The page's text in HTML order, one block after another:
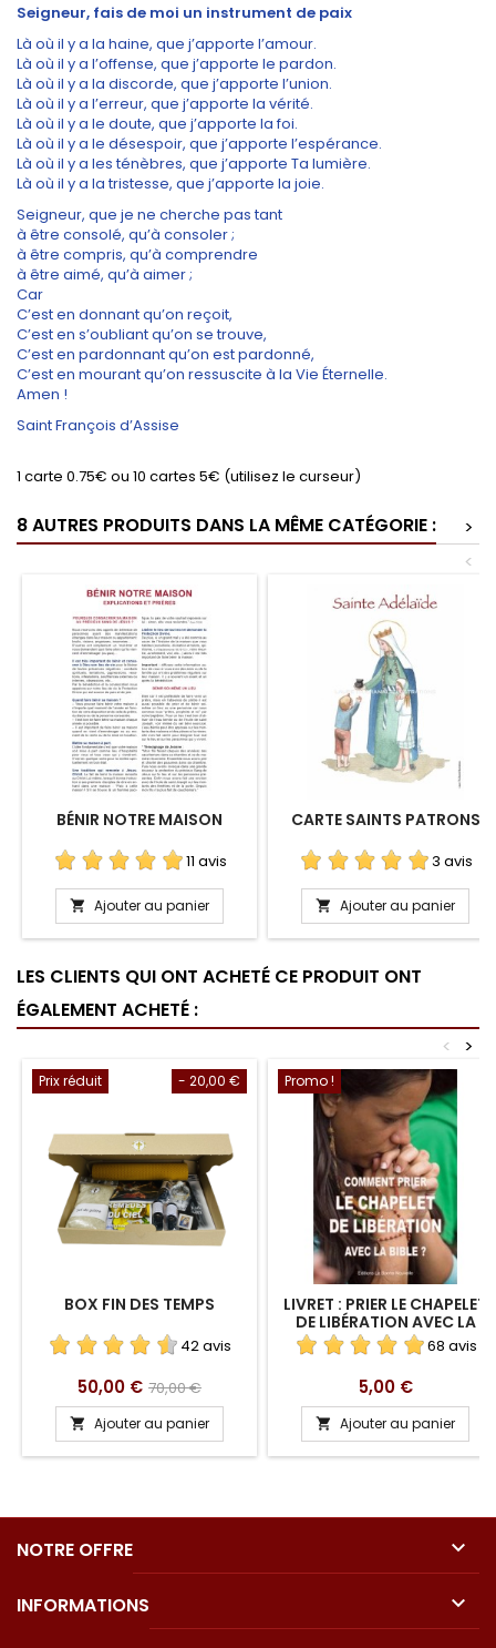
Seigneur, fais de moi un instrument de paix
Là où il y a la haine, que j’apporte l’amour.
Là où il y a l’offense, que j’apporte le pardon.
Là où il y a la discorde, que j’apporte l’union.
Là où il y a l’erreur, que j’apporte la vérité.
Là où il y a le doute, que j’apporte la foi.
Là où il y a le désespoir, que j’apporte l’espérance.
Là où il y a les ténèbres, que j’apporte Ta lumière.
Là où il y a la tristesse, que j’apporte la joie.
Seigneur, que je ne cherche pas tant
à être consolé, qu’à consoler ;
à être compris, qu’à comprendre
à être aimé, qu’à aimer ;
Car
C’est en donnant qu’on reçoit,
C’est en s’oubliant qu’on se trouve,
C’est en pardonnant qu’on est pardonné,
C’est en mourant qu’on ressuscite à la Vie Éternelle.
Amen !
Saint François d’Assise
1 carte 0.75€ ou 10 cartes 5€ (utilisez le curseur)
8 AUTRES PRODUITS DANS LA MÊME CATÉGORIE :
>
<
BÉNIR NOTRE MAISON
11 avis
 Ajouter au panier
CARTE SAINTS PATRONS
3 avis
 Ajouter au panier
LES CLIENTS QUI ONT ACHETÉ CE PRODUIT ONT
ÉGALEMENT ACHETÉ :
>
<
- 20,00 €
Prix réduit
BOX FIN DES TEMPS
42 avis
Prix
50,00 € Prix
de
base
70,00 €
 Ajouter au panier
Promo !
LIVRET : PRIER LE CHAPELET
DE LIBÉRATION AVEC LA
BIBLE
68 avis
Prix
5,00 €
 Ajouter au panier
NOTRE OFFRE 
INFORMATIONS 